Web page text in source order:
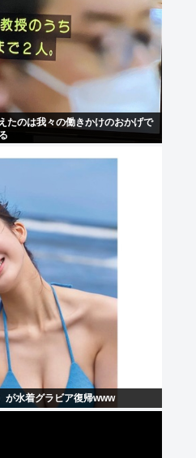
たのは我々の働きかけのおかげで
が水着グラビア復帰www